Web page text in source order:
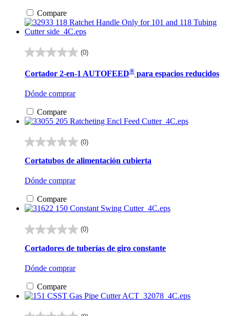
Compare
(0)
0.0
5
Cortador 2-en-1 AUTOFEED® para espacios reducidos
Dónde comprar
Compare
(0)
0.0
5
Cortatubos de alimentación cubierta
Dónde comprar
Compare
(0)
0.0
5
Cortadores de tuberías de giro constante
Dónde comprar
Compare